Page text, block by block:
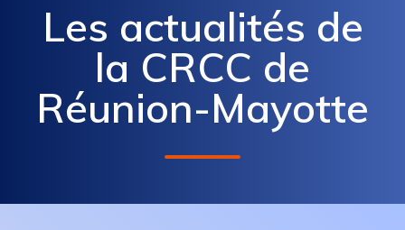
LE ROLE ET LES MISSIONS DU CAC
VOUS ÊTES
OBLIGATIONS RÉGLEMENTAIRES
Les actualités de
la CRCC de
Réunion-Mayotte